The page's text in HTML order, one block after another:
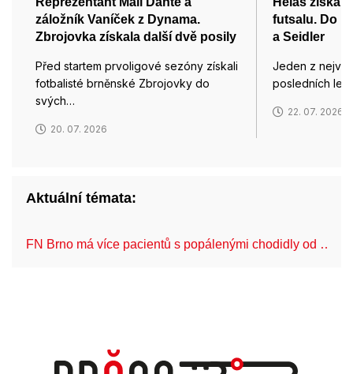
záložník Vaníček z Dynama.
Zbrojovka získala další dvě posily
Před startem prvoligové sezóny získali
fotbalisté brněnské Zbrojovky do
svých…
20. 07. 2026
futsalu. Do
a Seidler
Jeden z
posledních let
22. 07. 2026
Aktuální témata:
FN Brno má více pacientů s popálenými chodidly od …